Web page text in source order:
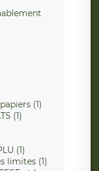
(1)
(1)
(1)
limites (1)